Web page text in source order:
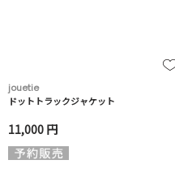
jouetie
ドットトラックジャケット
11,000 円